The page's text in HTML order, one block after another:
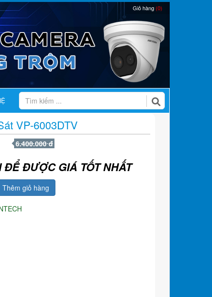
Giỏ hàng(0)
VP-6003DTV
6.400.000 đ
ĐỂ ĐƯỢC GIÁ TỐT NHẤT
Thêm giỏ hàng